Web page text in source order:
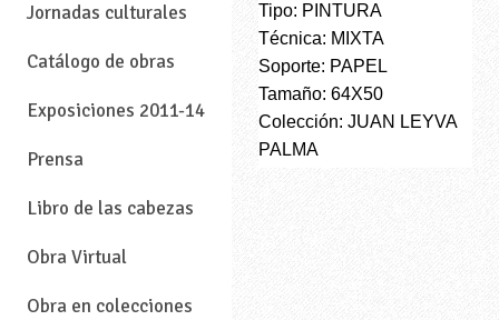
Jornadas culturales
Catálogo de obras
Exposiciones 2011-14
Prensa
Libro de las cabezas
Obra Virtual
Obra en colecciones
Tipo: PINTURA
Técnica: MIXTA
Soporte: PAPEL
Tamaño: 64X50
Colección: JUAN LEYVA
PALMA